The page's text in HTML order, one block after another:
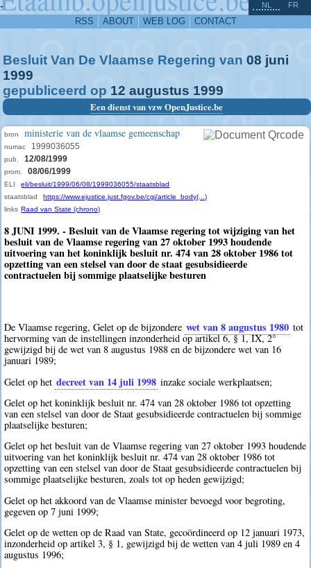
-
RSS ABOUT WEB LOG CONTACT
NL FR
Besluit Van De Vlaamse Regering van 08 juni
1999
gepubliceerd op 12 augustus 1999
Een dienst van vzw OpenJustice.be
bron ministerie van de vlaamse gemeenschap
numac 1999036055
pub. 12/08/1999
prom. 08/06/1999
ELI
eli/besluit/1999/06/08/1999036055/staatsblad
staatsblad
https://www.ejustice.just.fgov.be/cgi/article_body(...)
links Raad van State (chrono)
8 JUNI 1999. - Besluit van de Vlaamse regering tot wijziging van het
besluit van de Vlaamse regering van 27 oktober 1993 houdende
uitvoering van het koninklijk besluit nr. 474 van 28 oktober 1986 tot
opzetting van een stelsel van door de staat gesubsidieerde
contractuelen bij sommige plaatselijke besturen
De Vlaamse regering, Gelet op de bijzondere wet van 8 augustus 1980 tot
hervorming van de instellingen inzonderheid op artikel 6, § 1, IX, 2°
gewijzigd bij de wet van 8 augustus 1988 en de bijzondere wet van 16
januari 1989;
Gelet op het decreet van 14 juli 1998 inzake sociale werkplaatsen;
Gelet op het koninklijk besluit nr. 474 van 28 oktober 1986 tot opzetting
van een stelsel van door de Staat gesubsidieerde contractuelen bij sommige
plaatselijke besturen;
Gelet op het besluit van de Vlaamse regering van 27 oktober 1993 houdende
uitvoering van het koninklijk besluit nr. 474 van 28 oktober 1986 tot
opzetting van een stelsel van door de Staat gesubsidieerde contractuelen bij
sommige plaatselijke besturen, zoals tot op heden gewijzigd;
Gelet op het akkoord van de Vlaamse minister bevoegd voor begroting,
gegeven op 7 juni 1999;
Gelet op de wetten op de Raad van State, gecoördineerd op 12 januari 1973,
inzonderheid op artikel 3, § 1, gewijzigd bij de wetten van 4 juli 1989 en 4
augustus 1996;
^